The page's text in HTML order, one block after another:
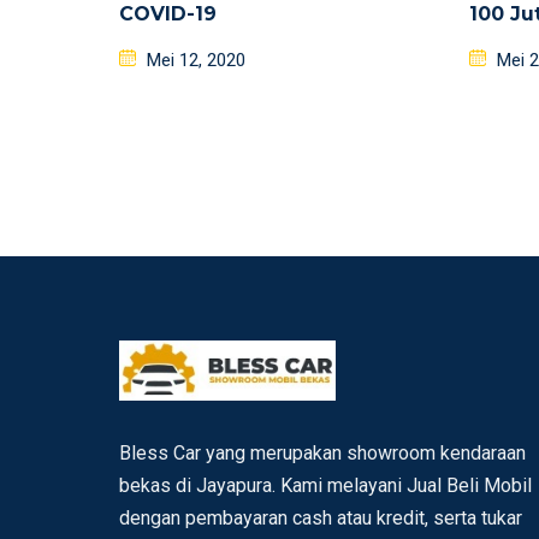
COVID-19
Posted
Mei 12, 2020
100
Mei
Bless Car yang merupakan showroom kendaraan
bekas di Jayapura. Kami melayani Jual Beli Mobil
dengan pembayaran cash atau kredit, serta tukar